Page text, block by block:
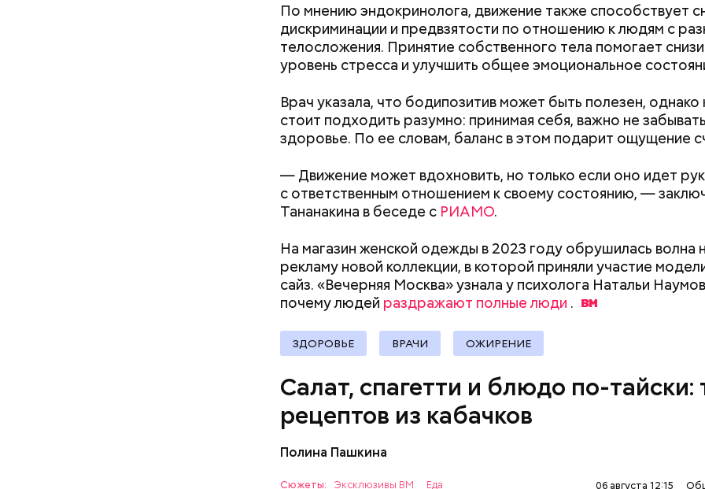
По мнению эндокринолога, движение также способствует
дискриминации и предвзятости по отношению к людям с
телосложения. Принятие собственного тела помогает
уровень стресса и улучшить общее эмоциональное
Врач указала, что бодипозитив может быть полезен, однако
стоит подходить разумно: принимая себя, важно не
здоровье. По ее словам, баланс в этом подарит ощущение
— Движение может вдохновить, но только если оно идет
с ответственным отношением к своему состоянию, —
Тананакина в беседе с РИАМО.
На магазин женской одежды в 2023 году обрушилась волна
рекламу новой коллекции, в которой приняли участие
сайз. «Вечерняя Москва» узнала у психолога Натальи
почему людей раздражают полные люди .
ЗДОРОВЬЕ ВРАЧИ ОЖИРЕНИЕ
Салат, спагетти и блюдо по-тайски:
рецептов из кабачков
Полина Пашкина
Сюжеты: Эксклюзивы ВМ Еда 06 августа 12:15
Ингредиенты:
петрушка;
чеснок;
оливковое масло;
соль.
Вред дыни
Фото: Shutterstock
А врач-эндокринолог Алексей Калинчев рассказал, что
множество блюд, где используют растение.
Как поменять батареи дома и
не получить штраф
документы